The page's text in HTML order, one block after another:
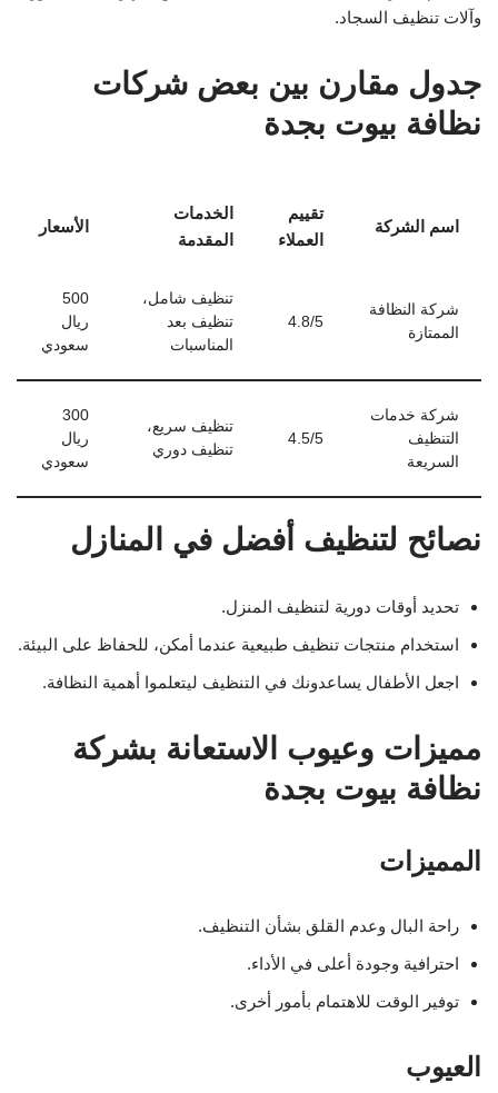
وآلات تنظيف السجاد.
جدول مقارن بين بعض شركات
نظافة بيوت بجدة
اسم الشركة
تقييم
العملاء
الخدمات
المقدمة
الأسعار
شركة النظافة
الممتازة
4.8/5
تنظيف شامل،
تنظيف بعد
المناسبات
500
ريال
سعودي
شركة خدمات
التنظيف
السريعة
4.5/5
تنظيف سريع،
تنظيف دوري
300
ريال
سعودي
نصائح لتنظيف أفضل في المنازل
تحديد أوقات دورية لتنظيف المنزل.
استخدام منتجات تنظيف طبيعية عندما أمكن، للحفاظ على البيئة.
اجعل الأطفال يساعدونك في التنظيف ليتعلموا أهمية النظافة.
مميزات وعيوب الاستعانة بشركة
نظافة بيوت بجدة
المميزات
راحة البال وعدم القلق بشأن التنظيف.
احترافية وجودة أعلى في الأداء.
توفير الوقت للاهتمام بأمور أخرى.
العيوب